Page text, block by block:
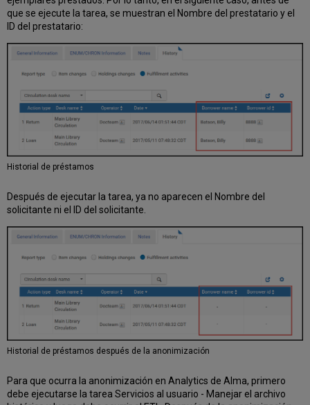
que se ejecute la tarea, se muestran el Nombre del prestatario y el
ID del prestatario:
Historial de préstamos
Después de ejecutar la tarea, ya no aparecen el Nombre del
solicitante ni el ID del solicitante.
Historial de préstamos después de la anonimización
Para que ocurra la anonimización en Analytics de Alma, primero
debe ejecutarse la tarea Servicios al usuario - Manejar el archivo